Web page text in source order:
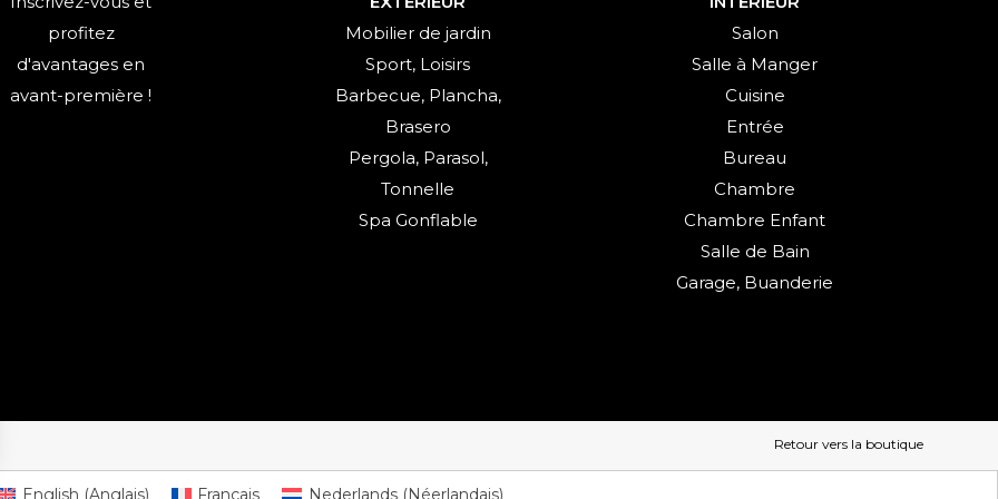
profitez
d'avantages en
avant-première !
Mobilier de jardin
Sport, Loisirs
Barbecue, Plancha,
Brasero
Pergola, Parasol,
Tonnelle
Spa Gonflable
Salon
Salle à Manger
Cuisine
Entrée
Bureau
Chambre
Chambre Enfant
Salle de Bain
Garage, Buanderie
Retour vers la boutique
English (Anglais) Français Nederlands(Néerlandais)